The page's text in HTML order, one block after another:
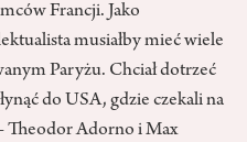
Francji. Jako
musiałby mieć wiele
Paryżu. Chciał dotrzeć
do USA, gdzie czekali na
Theodor Adorno i Max